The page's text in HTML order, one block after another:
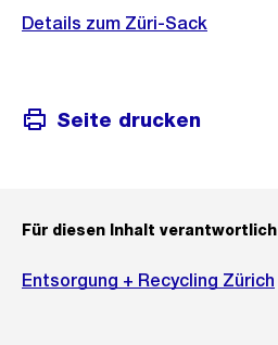
Details zum Züri-Sack
Seite drucken
Für diesen Inhalt verantwortlich
Entsorgung + Recycling Zürich